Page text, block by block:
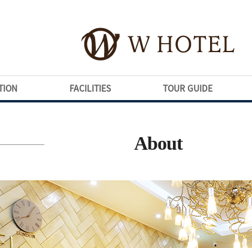
FACILITIES TOUR GUIDE
About